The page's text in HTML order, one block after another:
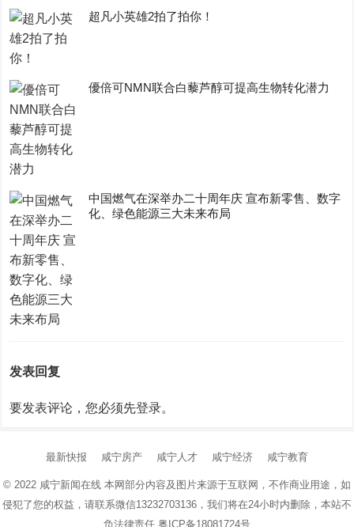
超凡小英雄2拍了拍你！
優倍可NMN联合白藜芦醇可提高生物转化潜力
中国燃气在深举办二十周年庆 宣布新零售、数字
化、绿色能源三大未来布局
发表回复
要发表评论，您必须先登录。
最新快报 咸宁房产 咸宁人才 咸宁经济 咸宁教育
© 2022 咸宁新闻在线本网部分内容及图片来源于互联网，不作商业用途，如
侵犯了您的权益，请联系微信13232703136，我们将在24小时内删除，本站不
负法律责任 粤ICP备18081724号